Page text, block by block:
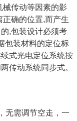
械传动等因素的影
确的位置,而产生
,包装设计必须考
包装材料的定位标
式光电定位系统按
传动系统同步式。
无需调节空走，一